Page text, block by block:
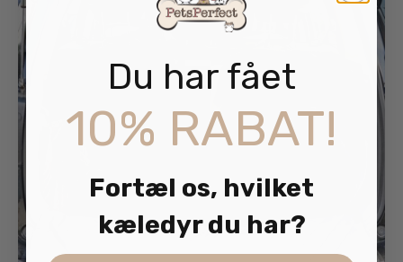
Du har fået
10% RABAT!
Fortæl os, hvilket
kæledyr du har?